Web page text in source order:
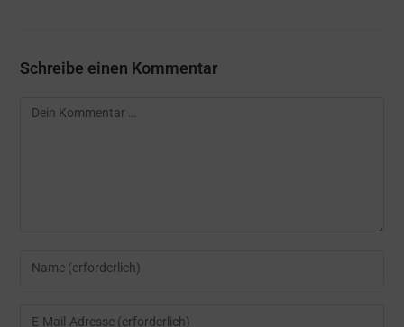
Schreibe einen Kommentar
Kommentar
Gib
Gib